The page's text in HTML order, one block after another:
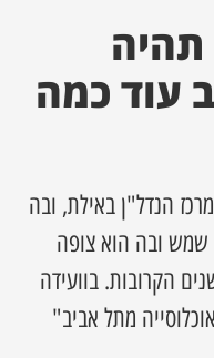
תהיה
עוד כמה
הנדל"ן באילת, ובה
שמש ובה הוא צופה
בשנים הקרובות. בוועידה
מתל אביב"